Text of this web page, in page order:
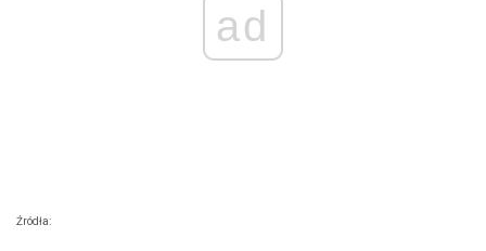
ad
Źródła: